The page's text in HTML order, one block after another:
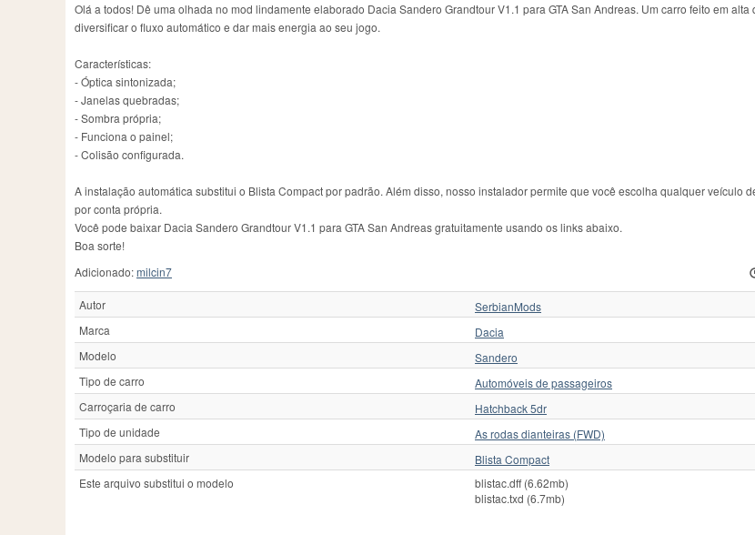
Olá a todos! Dê uma olhada no mod lindamente elaborado Dacia Sandero Grandtour V1.1 para GTA San Andreas. Um carro feito em alta
diversificar o fluxo automático e dar mais energia ao seu jogo.
Características:
- Óptica sintonizada;
- Janelas quebradas;
- Sombra própria;
- Funciona o painel;
- Colisão configurada.
A instalação automática substitui o Blista Compact por padrão. Além disso, nosso instalador permite que você escolha qualquer veículo
por conta própria.
Você pode baixar Dacia Sandero Grandtour V1.1 para GTA San Andreas gratuitamente usando os links abaixo.
Boa sorte!
Adicionado:milcin7
Autor
SerbianMods
Marca
Dacia
Modelo
Sandero
Tipo de carro
Automóveis de passageiros
Carroçaria de carro
Hatchback 5dr
Tipo de unidade
As rodas dianteiras (FWD)
Modelo para substituir
Blista Compact
Este arquivo substitui o modelo
blistac.dff (6.62mb)
blistac.txd (6.7mb)